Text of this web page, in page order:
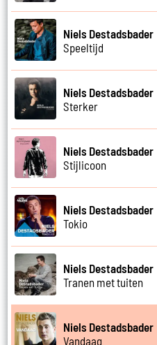
Niels Destadsbader
Speeltijd
Niels Destadsbader
Sterker
Niels Destadsbader
Stijlicoon
Niels Destadsbader
Tokio
Niels Destadsbader
Tranen met tuiten
Niels Destadsbader
Vandaag